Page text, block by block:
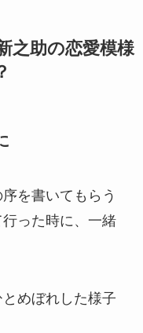
之助の恋愛模様
を書いてもらう
った時に、一緒
めぼれした様子